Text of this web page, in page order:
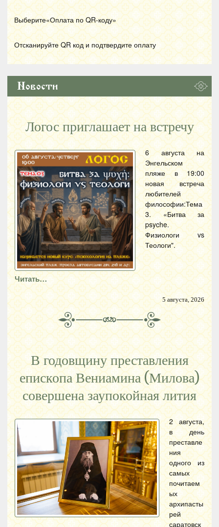
Выберите«Оплата по QR-коду»
Отсканируйте QR код и подтвердите оплату
Новости
Логос приглашает на встречу
6 августа на
Энгельском
пляже в 19:00
новая встреча
любителей
философии:Тема
3. «Битва за
psyche.
Физиологи vs
Теологи".
Читать…
5 августа, 2026
В годовщину преставления
епископа Вениамина (Милова)
совершена заупокойная лития
2 августа,
в день
преставле
ния
одного из
самых
почитаем
ых
архипасты
рей
саратовск